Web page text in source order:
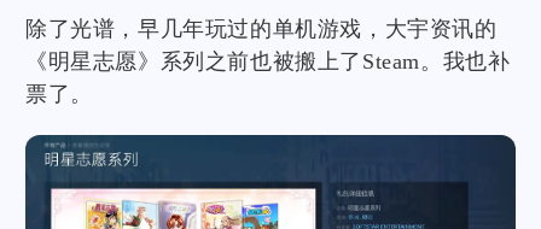
除了光谱，早几年玩过的单机游戏，大宇资讯的
《明星志愿》系列之前也被搬上了Steam。我也补
票了。